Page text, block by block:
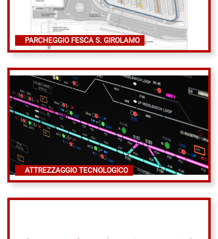
PARCHEGGIO FESCA S. GIROLAMO
ATTREZZAGGIO TECNOLOGICO